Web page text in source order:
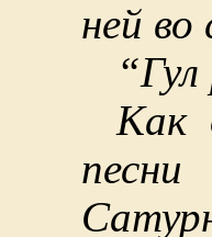
ней
Как